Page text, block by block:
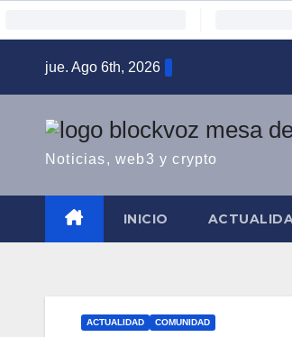
jue. Ago 6th, 2026
Noticias, web3 y crypto
INICIO
ACTUALIDAD COMUNIDAD